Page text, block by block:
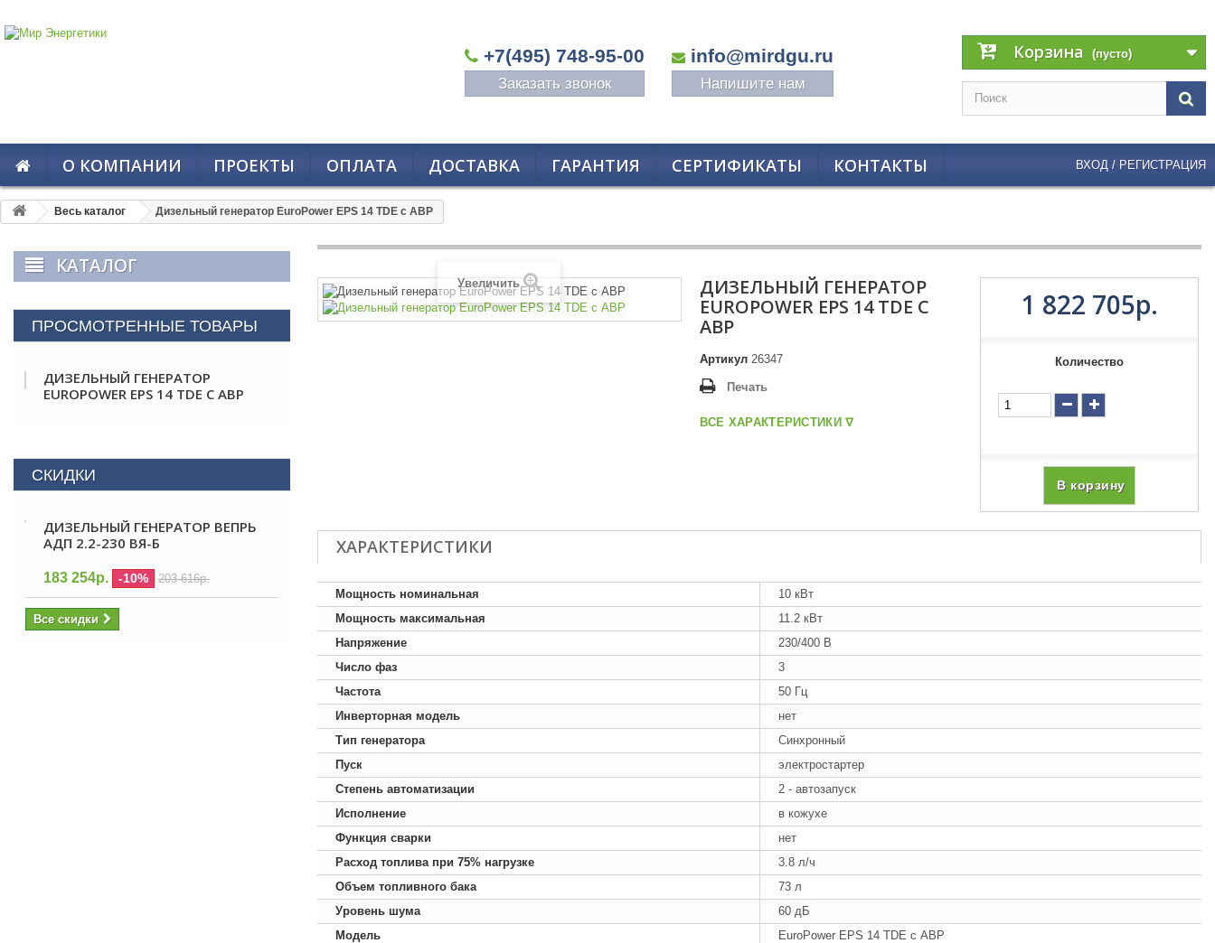
+7(495) 748-95-00 info@mirdgu.ru
Заказать звонок Напишите нам
Корзина (пусто)
О КОМПАНИИ ПРОЕКТЫ ОПЛАТА ДОСТАВКА ГАРАНТИЯ СЕРТИФИКАТЫ КОНТАКТЫ ВХОД / РЕГИСТРАЦИЯ
Весь каталог Дизельный генератор EuroPower EPS 14 TDE с АВР
КАТАЛОГ
ПРОСМОТРЕННЫЕ ТОВАРЫ
ДИЗЕЛЬНЫЙ ГЕНЕРАТОР
EUROPOWER EPS 14 TDE С АВР
СКИДКИ
ДИЗЕЛЬНЫЙ ГЕНЕРАТОР ВЕПРЬ
АДП 2.2-230 ВЯ-Б
183 254р. -10% 203 616р.
Все скидки
Увеличить
ДИЗЕЛЬНЫЙ ГЕНЕРАТОР
EUROPOWER EPS 14 TDE С
АВР
Артикул 26347
Печать
ВСЕ ХАРАКТЕРИСТИКИ ᐁ
1 822 705р.
Количество
В корзину
ХАРАКТЕРИСТИКИ
Мощность номинальная
10 кВт
Мощность максимальная
11.2 кВт
Напряжение
230/400 В
Число фаз
3
Частота
50 Гц
Инверторная модель
нет
Тип генератора
Синхронный
Пуск
электростартер
Степень автоматизации
2 - автозапуск
Исполнение
в кожухе
Функция сварки
нет
Расход топлива при 75% нагрузке
3.8 л/ч
Объем топливного бака
73 л
Уровень шума
60 дБ
Модель
EuroPower EPS 14 TDE с АВР